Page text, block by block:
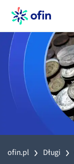
ofin.pl Długi